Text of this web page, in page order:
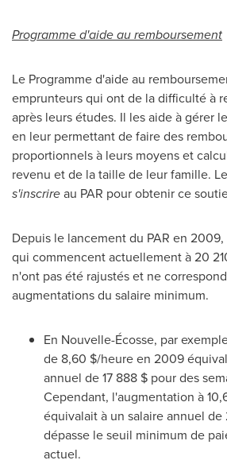
Programme d'aide au remboursement
Le Programme d'aide au
emprunteurs qui ont de la difficulté à
après leurs études. Il les aide à gérer
en leur permettant de faire des
proportionnels à leurs moyens et
revenu et de la taille de leur famille.
s'inscrireau PAR pour obtenir ce
Depuis le lancement du PAR en
qui commencent actuellement à 20
n'ont pas été rajustés et ne
augmentations du salaire minimum.
En Nouvelle-Écosse, par
de 8,60 $/heure en 2009
annuel de 17 888 $ pour des
Cependant, l'augmentation à
équivalait à un salaire annuel
dépasse le seuil minimum de
actuel.